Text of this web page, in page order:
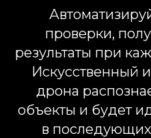
проверки,
результаты при
Искусственный
дрона
объекты и будет
в последующих